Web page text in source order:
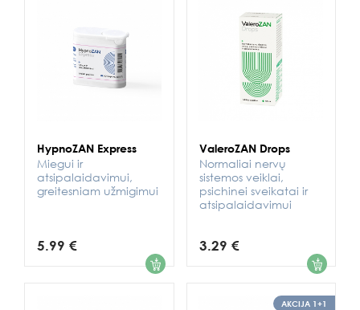
HypnoZAN Express
Miegui ir
atsipalaidavimui,
greitesniam užmigimui
5.99 € 1
ValeroZAN Drops
Normaliai nervų
sistemos veiklai,
psichinei sveikatai ir
atsipalaidavimui
3.29 € 1
AKCIJA 1+1